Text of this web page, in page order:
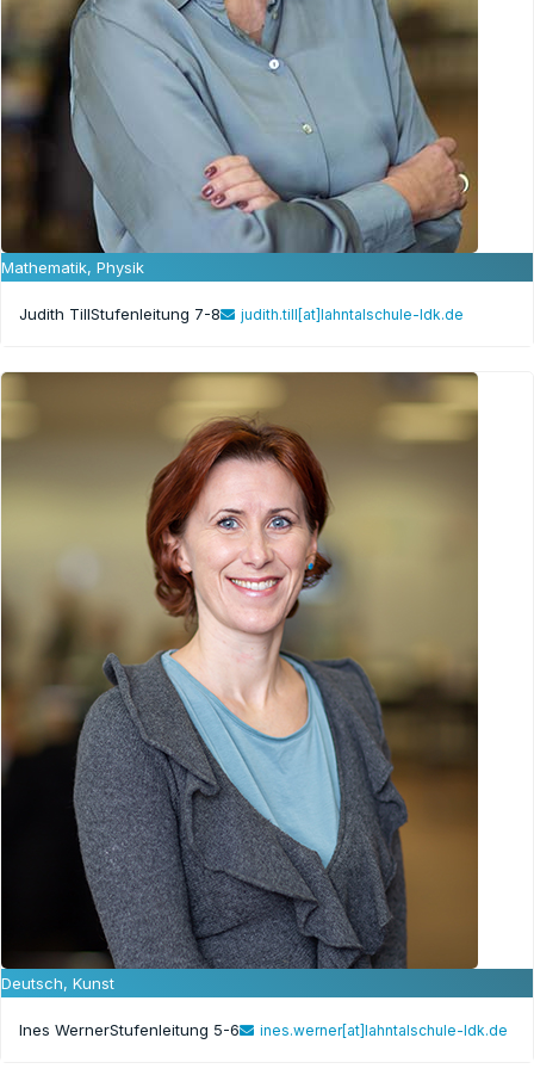
Mathematik, Physik
Judith TillStufenleitung 7-8 judith.till[at]lahntalschule-ldk.de
Deutsch, Kunst
Ines WernerStufenleitung 5-6 ines.werner[at]lahntalschule-ldk.de